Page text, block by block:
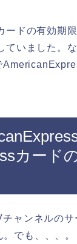
ドの有効期
いました。
カード
ャンネルの
でも、、、。